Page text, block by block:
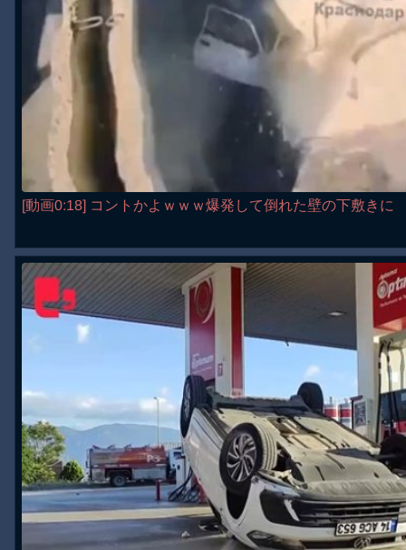
[動画0:18] コントかよｗｗｗ爆発して倒れた壁の下敷きに